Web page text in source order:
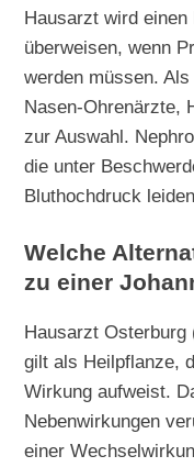
Hausarzt wird einen
überweisen, wenn
werden müssen.
Nasen-Ohrenärzte,
zur Auswahl.
die unter
Bluthochdruck
Welche
zu einer
Hausarzt
gilt als Heilpflanze,
Wirkung aufweist.
Nebenwirkungen
einer